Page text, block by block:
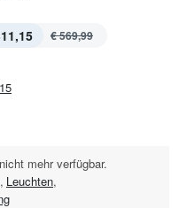
€ 569,99
mehr verfügbar.
, Leuchten,